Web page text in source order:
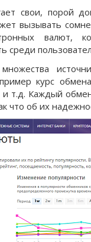
свои, порой
вызывать
валют,
среди
курс
т.д. Каждый
что об их